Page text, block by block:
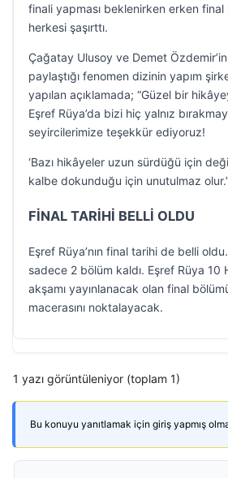
finali yapması beklenirken erken final
herkesi şaşırttı.
Çağatay Ulusoy ve Demet
paylaştığı fenomen dizinin yapım
yapılan açıklamada; “Güzel bir
Eşref Rüya’da bizi hiç yalnız
seyircilerimize teşekkür ediyoruz!
‘Bazı hikâyeler uzun sürdüğü için
kalbe dokunduğu için unutulmaz
FİNAL TARİHİ BELLİ OLDU
Eşref Rüya’nın final tarihi de belli
sadece 2 bölüm kaldı. Eşref Rüya 10
akşamı yayınlanacak olan final
macerasını noktalayacak.
1 yazı görüntüleniyor (toplam 1)
Bu konuyu yanıtlamak için giriş yapmış